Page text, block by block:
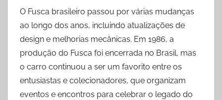
O Fusca brasileiro passou por várias mudanças
ao longo dos anos, incluindo atualizações de
design e melhorias mecânicas. Em 1986, a
produção do Fusca foi encerrada no Brasil, mas
o carro continuou a ser um favorito entre os
entusiastas e colecionadores, que organizam
eventos e encontros para celebrar o legado do